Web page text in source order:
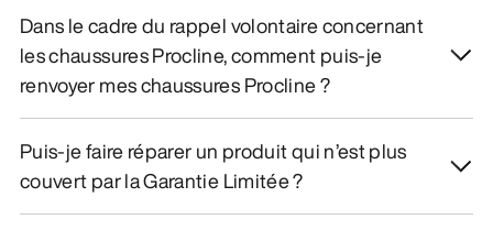
Dans le cadre du rappel volontaire concernant
les chaussures Procline, comment puis-je
renvoyer mes chaussures Procline ?
Puis-je faire réparer un produit qui n’est plus
couvert par la Garantie Limitée ?